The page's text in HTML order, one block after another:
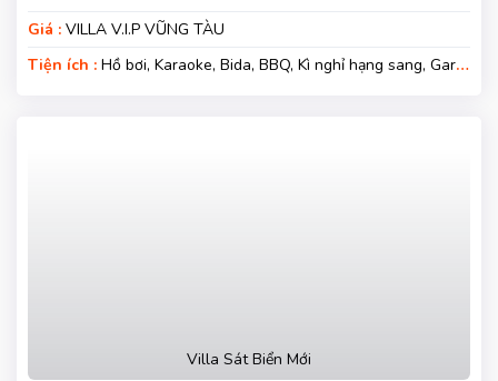
Giá : VILLA V.I.P VŨNG TÀU
Tiện ích : Hồ bơi, Karaoke, Bida, BBQ, Kì nghỉ hạng sang, Gara
Villa Sát Biển Mới